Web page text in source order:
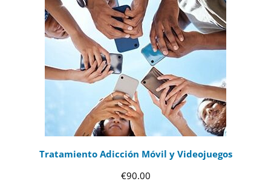
Tratamiento Adicción Móvil y Videojuegos
€90.00